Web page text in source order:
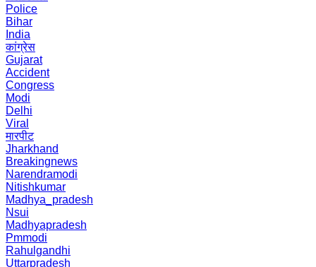
Police
Bihar
India
कांग्रेस
Gujarat
Accident
Congress
Modi
Delhi
Viral
मारपीट
Jharkhand
Breakingnews
Narendramodi
Nitishkumar
Madhya_pradesh
Nsui
Madhyapradesh
Pmmodi
Rahulgandhi
Uttarpradesh